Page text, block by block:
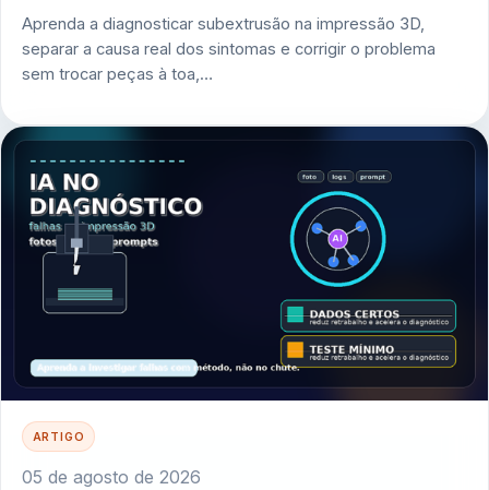
Aprenda a diagnosticar subextrusão na impressão 3D,
separar a causa real dos sintomas e corrigir o problema
sem trocar peças à toa,…
ARTIGO
05 de agosto de 2026